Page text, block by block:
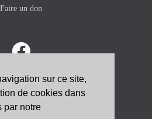
sur ce site,
de cookies dans
par notre
Faire un don
VOUS